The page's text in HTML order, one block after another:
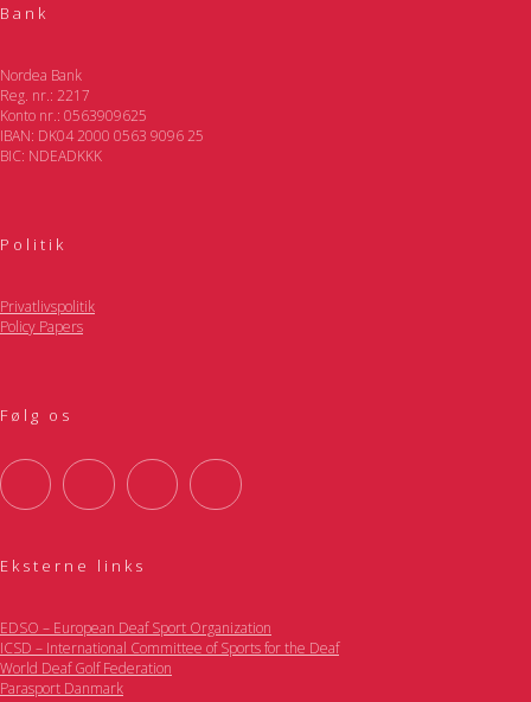
Bank
Nordea Bank
Reg. nr.: 2217
Konto nr.: 0563909625
IBAN: DK04 2000 0563 9096 25
BIC: NDEADKKK
Politik
Privatlivspolitik
Policy Papers
Følg os
Eksterne links
EDSO – European Deaf Sport Organization
ICSD – International Committee of Sports for the Deaf
World Deaf Golf Federation
Parasport Danmark